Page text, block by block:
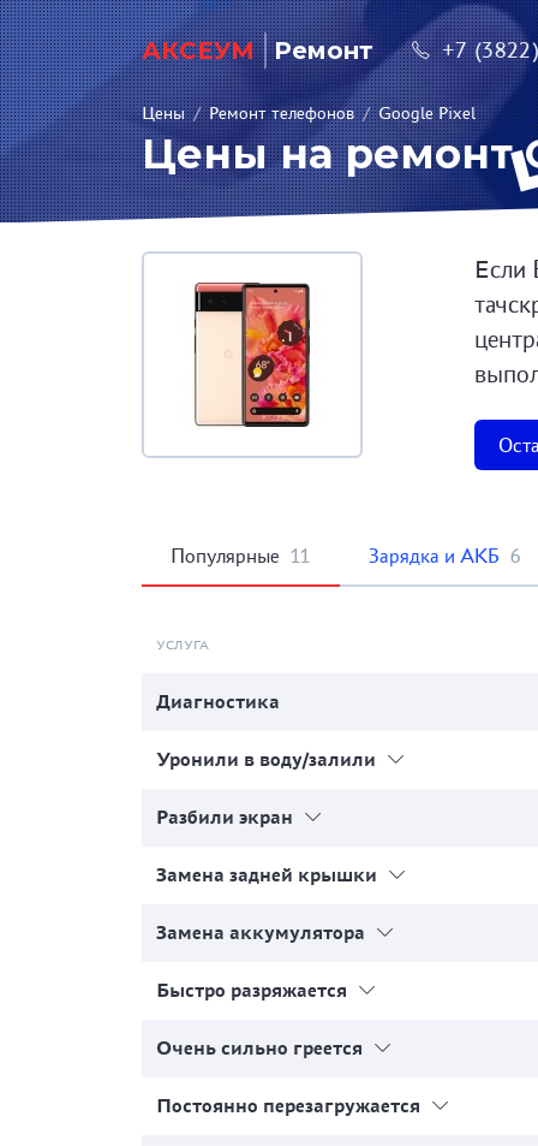
АКСЕУМ Ремонт +7
Цены / Ремонт телефонов / Google Pixel
Цены на ремонт
Если
Популярные 11 Зарядка и АКБ 6
УСЛУГА
Диагностика
Уронили в воду/залили
Разбили экран
Замена задней крышки
Замена аккумулятора
Быстро разряжается
Очень сильно греется
Постоянно перезагружается